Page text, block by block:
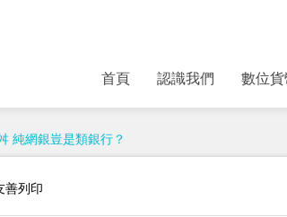
首頁 認識我們 數位貨
純網銀豈是類銀行？
善列印